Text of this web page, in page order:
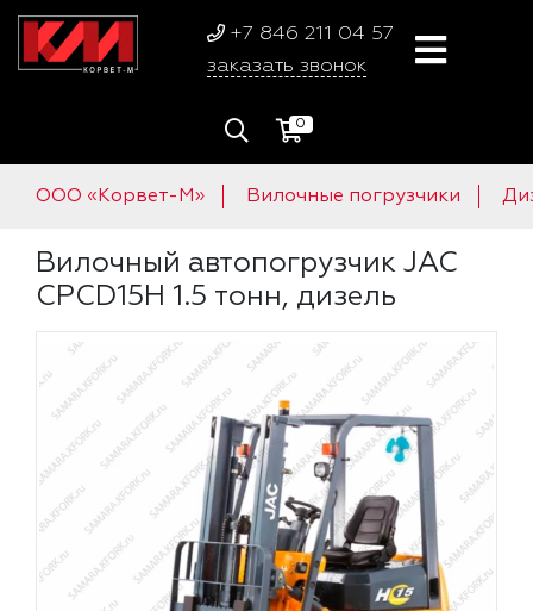
+7 846 211 04 57
заказать звонок
0
ООО «Корвет-М» Вилочные погрузчики
Вилочный автопогрузчик JAC
CPCD15H 1.5 тонн, дизель